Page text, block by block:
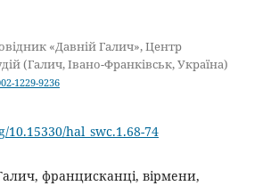
«Давній Галич», Центр
(Галич, Івано-Франківськ, Україна)
1229-9236
10.15330/hal_swc.1.68-74
францисканці, вірмени,